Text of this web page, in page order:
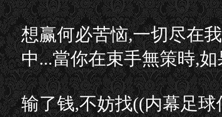
想赢何必苦恼,一切尽在
中...當你在束手無策時,
输了钱,不妨找((内幕足